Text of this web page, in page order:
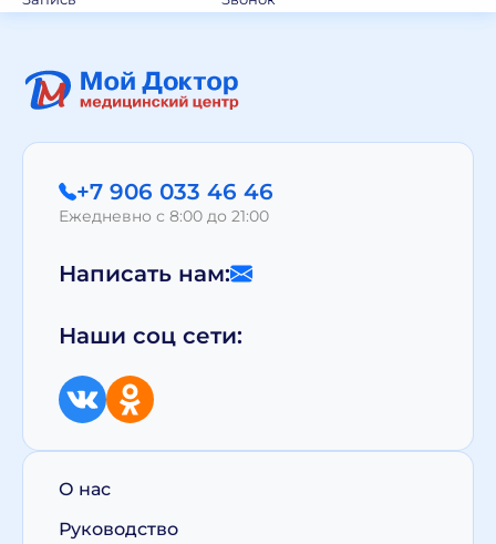
+7 906 033 46 46
Ежедневно с 8:00 до 21:00
Написать нам:
Наши соц сети:
О нас
Руководство